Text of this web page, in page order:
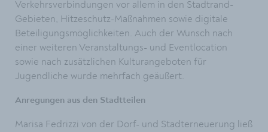
Verkehrsverbindungen vor allem in den Stadtrand-
Gebieten, Hitzeschutz-Maßnahmen sowie digitale
Beteiligungsmöglichkeiten. Auch der Wunsch nach
einer weiteren Veranstaltungs- und Eventlocation
sowie nach zusätzlichen Kulturangeboten für
Jugendliche wurde mehrfach geäußert.
Anregungen aus den Stadtteilen
Marisa Fedrizzi von der Dorf- und Stadterneuerung ließ